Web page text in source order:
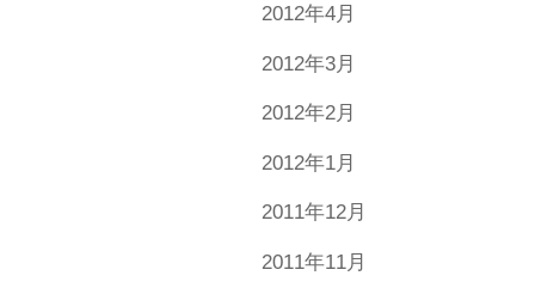
2012年4月
2012年3月
2012年2月
2012年1月
2011年12月
2011年11月